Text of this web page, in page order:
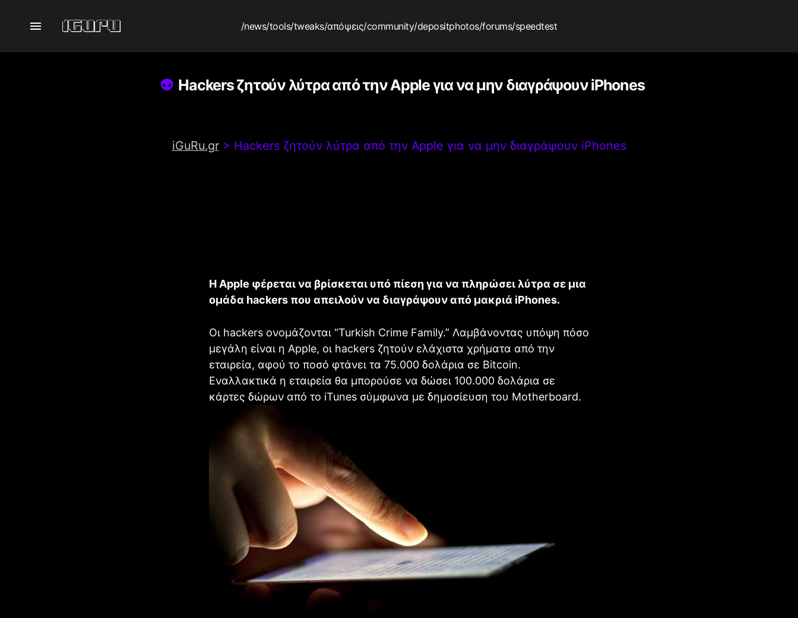
/news/tools/tweaks/απόψεις/community/depositphotos/forums/speedtest
Hackers ζητούν λύτρα από την Apple για να μην διαγράψουν iPhones
iGuRu.gr> Hackers ζητούν λύτρα από την Apple για να μην διαγράψουν iPhones
Η Apple φέρεται να βρίσκεται υπό πίεση για να πληρώσει λύτρα σε μια
ομάδα hackers που απειλούν να διαγράψουν από μακριά iPhones.
Οι hackers ονομάζονται “Turkish Crime Family.” Λαμβάνοντας υπόψη πόσο
μεγάλη είναι η Αpple, οι hackers ζητούν ελάχιστα χρήματα από την
εταιρεία, αφού το ποσό φτάνει τα 75.000 δολάρια σε Bitcoin.
Εναλλακτικά η εταιρεία θα μπορούσε να δώσει 100.000 δολάρια σε
κάρτες δώρων από το iTunes σύμφωνα με δημοσίευση του Motherboard.